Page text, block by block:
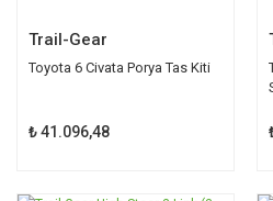
Trail-Gear
Toyota 6 Civata Porya Tas Kiti
₺ 41.096,48